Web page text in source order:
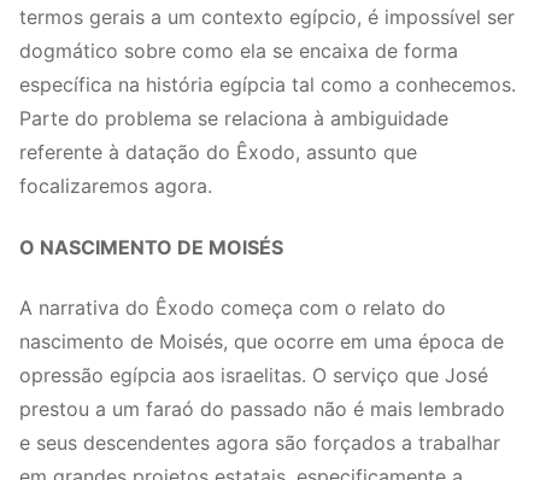
termos gerais a um contexto egípcio, é impossível ser
dogmático sobre como ela se encaixa de forma
específica na história egípcia tal como a conhecemos.
Parte do problema se relaciona à ambiguidade
referente à datação do Êxodo, assunto que
focalizaremos agora.
O NASCIMENTO DE MOISÉS
A narrativa do Êxodo começa com o relato do
nascimento de Moisés, que ocorre em uma época de
opressão egípcia aos israelitas. O serviço que José
prestou a um faraó do passado não é mais lembrado
e seus descendentes agora são forçados a trabalhar